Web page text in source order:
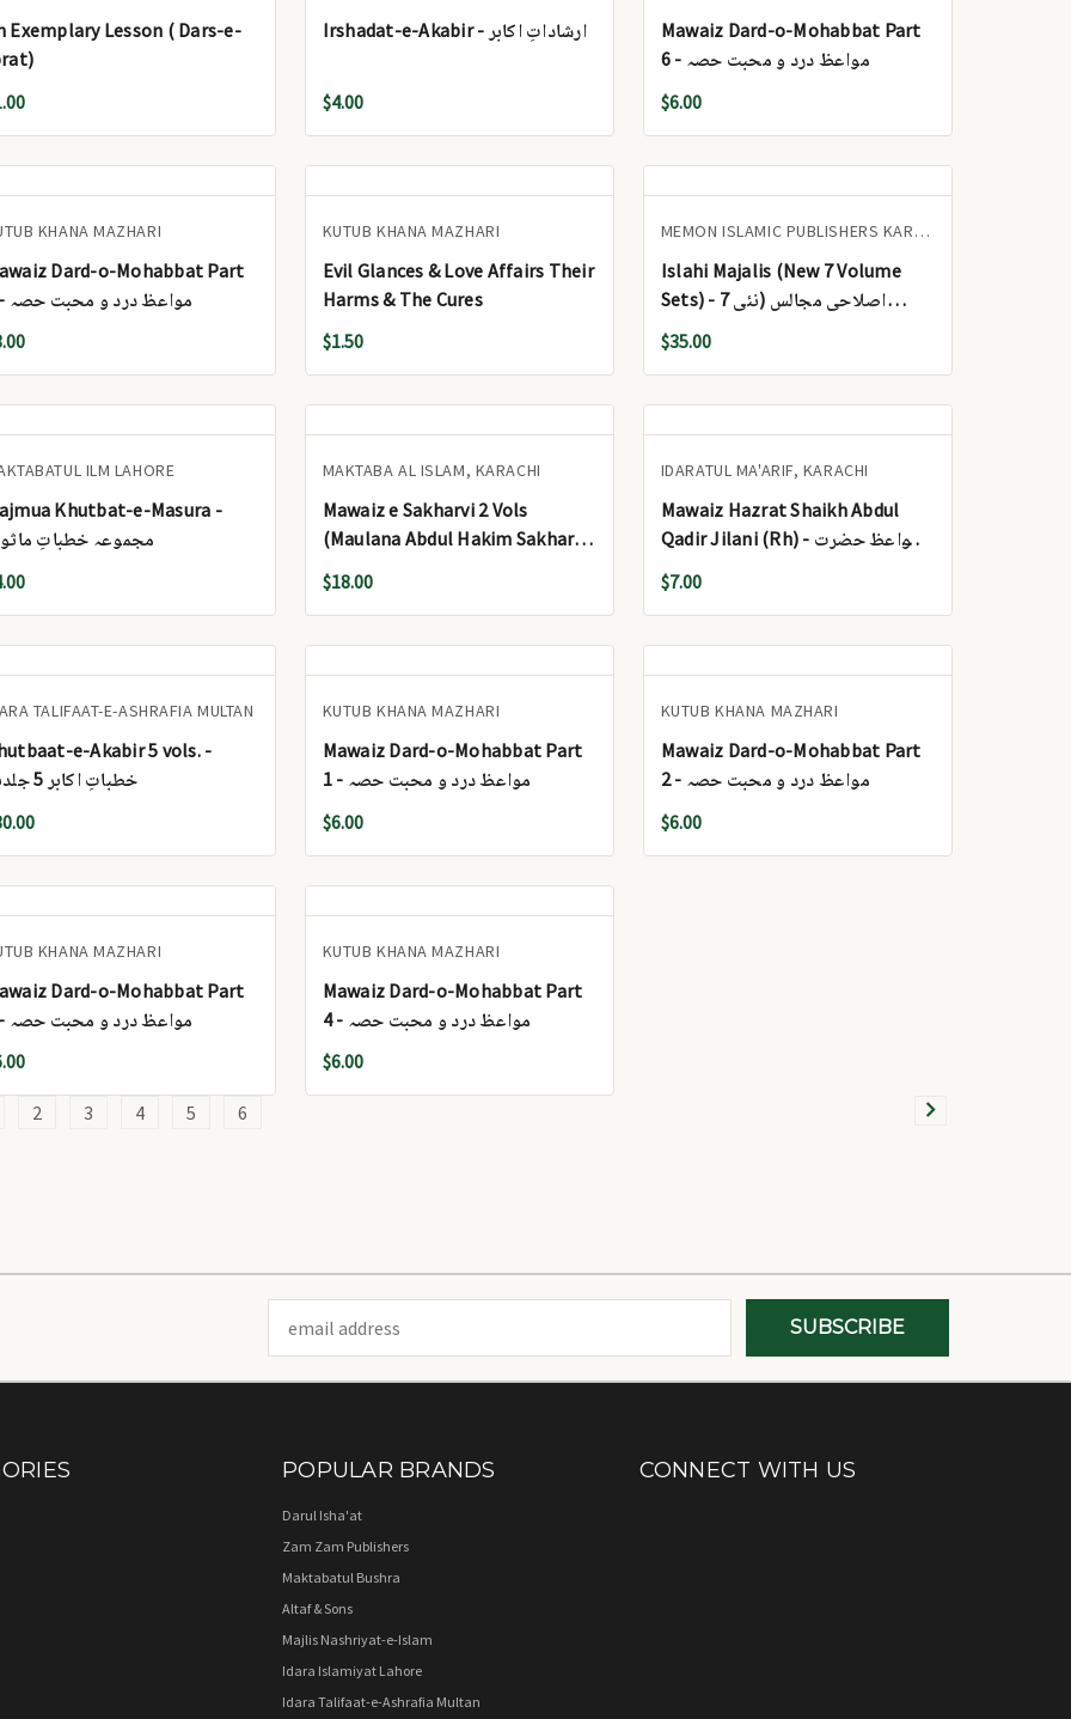
Exemplary Lesson ( Dars-e-
Irshadat-e-Akabir - ارشاداتِ اکابر
$4.00
Mawaiz Dard-o-Mohabbat Part
6 - مواعظ درد و محبت حصہ
$6.00
KHANA MAZHARI
Dard-o-Mohabbat Part
9 - مواعظ درد و محبت حصہ
KUTUB KHANA MAZHARI
Evil Glances & Love Affairs Their
Harms & The Cures
$1.50
MEMON ISLAMIC PUBLISHERS KARACHI
Islahi Majalis (New 7 Volume
Sets) - اصلاحی مجالس (نئی 7
$35.00
ILM LAHORE
Khutbat-e-Masura -
مجموعہ خطباتِ
MAKTABA AL ISLAM, KARACHI
Mawaiz e Sakharvi 2 Vols
(Maulana Abdul Hakim Sakharvi)
- مواعظ سکھروی 2 جلدیں (مولانا
$18.00
IDARATUL MA'ARIF, KARACHI
Mawaiz Hazrat Shaikh Abdul
Qadir Jilani (Rh) - مواعظ حضرت
شیخ عبدالقادر جیلانی رحمۃ اللہ علیہ
$7.00
TALIFAAT-E-ASHRAFIA MULTAN
e-Akabir 5 vols. -
خطباتِ اکابر 5 جلدیں
KUTUB KHANA MAZHARI
Mawaiz Dard-o-Mohabbat Part
1 - مواعظ درد و محبت حصہ
$6.00
KUTUB KHANA MAZHARI
Mawaiz Dard-o-Mohabbat Part
2 - مواعظ درد و محبت حصہ
$6.00
KHANA MAZHARI
Dard-o-Mohabbat Part
3 - مواعظ درد و محبت حصہ
KUTUB KHANA MAZHARI
Mawaiz Dard-o-Mohabbat Part
4 - مواعظ درد و محبت حصہ
$6.00
2 3 4 5 6
Address
POPULAR BRANDS
Darul Isha'at
Zam Zam Publishers
Maktabatul Bushra
Altaf & Sons
Majlis Nashriyat-e-Islam
Idara Islamiyat Lahore
Idara Talifaat-e-Ashrafia Multan
CONNECT WITH US